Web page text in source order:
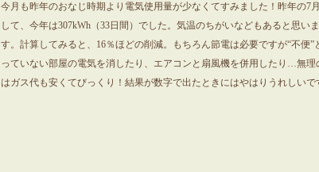
今月も昨年のおなじ時期より電気使用量が少なくてすみました！昨年の7
して、今年は307kWh（33日間）でした。気温のちがいなどもあると思い
す。計算してみると、16％ほどの削減。もちろん節電は必要ですが“不便
っていない部屋の電気を消したり、エアコンと扇風機を併用したり…無理
はガス代も安くてびっくり！結果が数字で出たときにはやはりうれしいで